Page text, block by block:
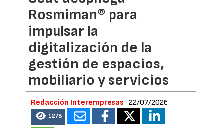
Rosmiman® para
impulsar la
digitalización de la
gestión de espacios,
mobiliario y servicios
Redacción Interempresas 22/07/2026
1278